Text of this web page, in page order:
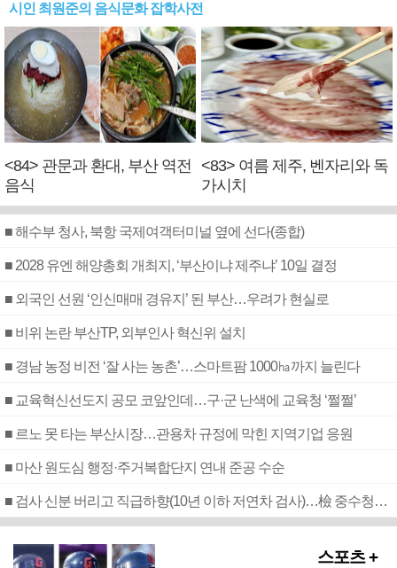
시인 최원준의 음식문화 잡학사전
<84> 관문과 환대, 부산 역전
음식
<83> 여름 제주, 벤자리와 독
가시치
■ 해수부 청사, 북항 국제여객터미널 옆에 선다(종합)
■ 2028 유엔 해양총회 개최지, ‘부산이냐 제주냐’ 10일 결정
■ 외국인 선원 ‘인신매매 경유지’ 된 부산…우려가 현실로
■ 비위 논란 부산TP, 외부인사 혁신위 설치
■ 경남 농정 비전 ‘잘 사는 농촌’…스마트팜 1000㏊까지 늘린다
■ 교육혁신선도지 공모 코앞인데…구·군 난색에 교육청 ‘쩔쩔’
■ 르노 못 타는 부산시장…관용차 규정에 막힌 지역기업 응원
■ 마산 원도심 행정·주거복합단지 연내 준공 수순
■ 검사 신분 버리고 직급하향(10년 이하 저연차 검사)…檢 중수청행 기피
스포츠 +